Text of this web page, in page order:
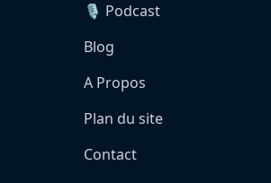
🎙️ Podcast
Blog
A Propos
Plan du site
Contact